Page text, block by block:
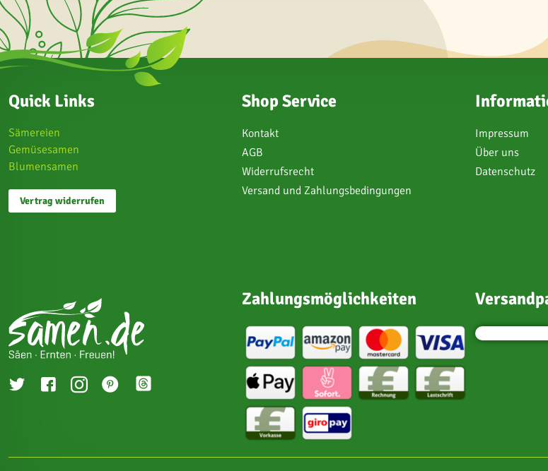
Quick Links
Sämereien
Gemüsesamen
Blumensamen
Vertrag widerrufen
Shop Service
Kontakt
AGB
Widerrufsrecht
Versand und Zahlungsbedingungen
Impressum
Über uns
Datenschutz
Zahlungsmöglichkeiten